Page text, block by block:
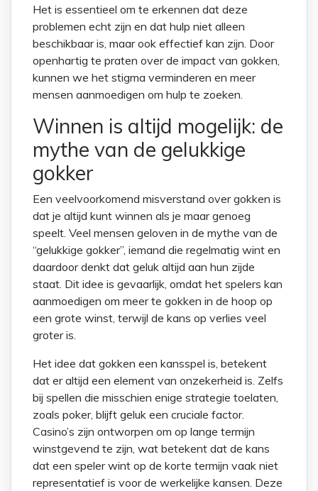
Het is essentieel om te erkennen dat deze
problemen echt zijn en dat hulp niet alleen
beschikbaar is, maar ook effectief kan zijn. Door
openhartig te praten over de impact van gokken,
kunnen we het stigma verminderen en meer
mensen aanmoedigen om hulp te zoeken.
Winnen is altijd mogelijk: de
mythe van de gelukkige
gokker
Een veelvoorkomend misverstand over gokken is
dat je altijd kunt winnen als je maar genoeg
speelt. Veel mensen geloven in de mythe van de
“gelukkige gokker”, iemand die regelmatig wint en
daardoor denkt dat geluk altijd aan hun zijde
staat. Dit idee is gevaarlijk, omdat het spelers kan
aanmoedigen om meer te gokken in de hoop op
een grote winst, terwijl de kans op verlies veel
groter is.
Het idee dat gokken een kansspel is, betekent
dat er altijd een element van onzekerheid is. Zelfs
bij spellen die misschien enige strategie toelaten,
zoals poker, blijft geluk een cruciale factor.
Casino’s zijn ontworpen om op lange termijn
winstgevend te zijn, wat betekent dat de kans
dat een speler wint op de korte termijn vaak niet
representatief is voor de werkelijke kansen. Deze